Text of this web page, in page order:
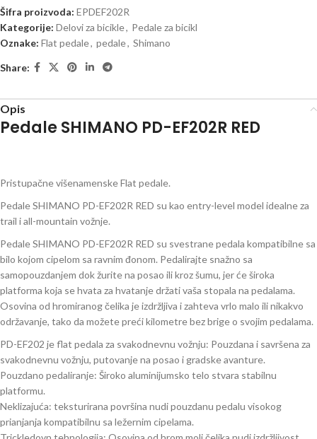
Šifra proizvoda: EPDEF202R
Kategorije: Delovi za bicikle, Pedale za bicikl
Oznake: Flat pedale, pedale, Shimano
Share:
Opis
Pedale SHIMANO PD-EF202R RED
Pristupačne višenamenske Flat pedale.
Pedale SHIMANO PD-EF202R RED su kao entry-level model idealne za
trail i all-mountain vožnje.
Pedale SHIMANO PD-EF202R RED su svestrane pedala kompatibilne sa
bilo kojom cipelom sa ravnim đonom. Pedalirajte snažno sa
samopouzdanjem dok žurite na posao ili kroz šumu, jer će široka
platforma koja se hvata za hvatanje držati vaša stopala na pedalama.
Osovina od hromiranog čelika je izdržljiva i zahteva vrlo malo ili nikakvo
održavanje, tako da možete preći kilometre bez brige o svojim pedalama.
PD-EF202 je flat pedala za svakodnevnu vožnju: Pouzdana i savršena za
svakodnevnu vožnju, putovanje na posao i gradske avanture.
Pouzdano pedaliranje: Široko aluminijumsko telo stvara stabilnu
platformu.
Neklizajuća: teksturirana površina nudi pouzdanu pedalu visokog
prianjanja kompatibilnu sa ležernim cipelama.